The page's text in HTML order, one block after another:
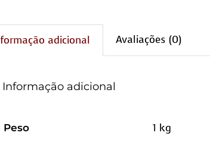
adicional Avaliações (0)
Informação adicional
Peso 1 kg